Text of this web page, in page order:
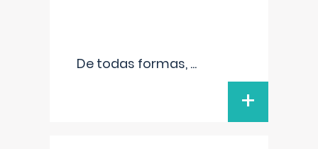
De todas formas, ...
+